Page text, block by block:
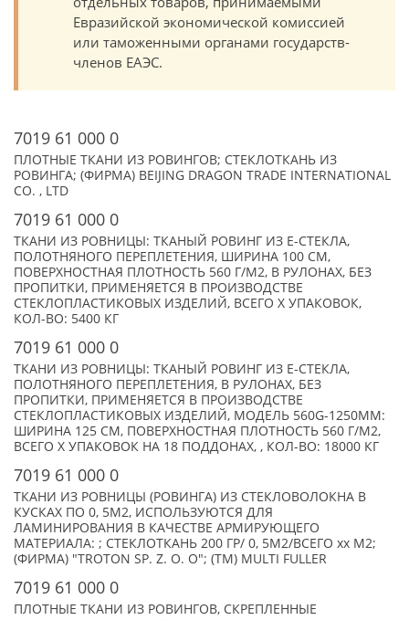
Евразийской экономической комиссией
или таможенными органами государств-
членов ЕАЭС.
7019 61 000 0
ПЛОТНЫЕ ТКАНИ ИЗ РОВИНГОВ; СТЕКЛОТКАНЬ ИЗ
РОВИНГА; (ФИРМА) BEIJING DRAGON TRADE INTERNATIONAL
CO. , LTD
7019 61 000 0
ТКАНИ ИЗ РОВНИЦЫ: ТКАНЫЙ РОВИНГ ИЗ Е-СТЕКЛА,
ПОЛОТНЯНОГО ПЕРЕПЛЕТЕНИЯ, ШИРИНА 100 СМ,
ПОВЕРХНОСТНАЯ ПЛОТНОСТЬ 560 Г/М2, В РУЛОНАХ, БЕЗ
ПРОПИТКИ, ПРИМЕНЯЕТСЯ В ПРОИЗВОДСТВЕ
СТЕКЛОПЛАСТИКОВЫХ ИЗДЕЛИЙ, ВСЕГО X УПАКОВОК,
КОЛ-ВО: 5400 КГ
7019 61 000 0
ТКАНИ ИЗ РОВНИЦЫ: ТКАНЫЙ РОВИНГ ИЗ Е-СТЕКЛА,
ПОЛОТНЯНОГО ПЕРЕПЛЕТЕНИЯ, В РУЛОНАХ, БЕЗ
ПРОПИТКИ, ПРИМЕНЯЕТСЯ В ПРОИЗВОДСТВЕ
СТЕКЛОПЛАСТИКОВЫХ ИЗДЕЛИЙ, МОДЕЛЬ 560G-1250MM:
ШИРИНА 125 СМ, ПОВЕРХНОСТНАЯ ПЛОТНОСТЬ 560 Г/М2,
ВСЕГО X УПАКОВОК НА 18 ПОДДОНАХ, , КОЛ-ВО: 18000 КГ
7019 61 000 0
ТКАНИ ИЗ РОВНИЦЫ (РОВИНГА) ИЗ СТЕКЛОВОЛОКНА В
КУСКАХ ПО 0, 5М2, ИСПОЛЬЗУЮТСЯ ДЛЯ
ЛАМИНИРОВАНИЯ В КАЧЕСТВЕ АРМИРУЮЩЕГО
МАТЕРИАЛА: ; СТЕКЛОТКАНЬ 200 ГР/ 0, 5М2/ВСЕГО xx М2;
(ФИРМА) "TROTON SP. Z. O. O"; (TM) MULTI FULLER
7019 61 000 0
ПЛОТНЫЕ ТКАНИ ИЗ РОВИНГОВ, СКРЕПЛЕННЫЕ